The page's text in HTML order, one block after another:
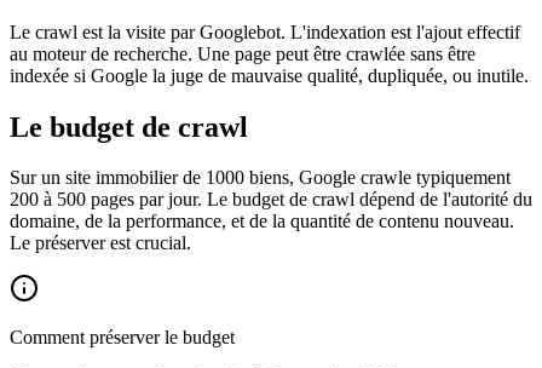
Le crawl est la visite par Googlebot. L'indexation est l'ajout effectif
au moteur de recherche. Une page peut être crawlée sans être
indexée si Google la juge de mauvaise qualité, dupliquée, ou inutile.
Le budget de crawl
Sur un site immobilier de 1000 biens, Google crawle typiquement
200 à 500 pages par jour. Le budget de crawl dépend de l'autorité du
domaine, de la performance, et de la quantité de contenu nouveau.
Le préserver est crucial.
Comment préserver le budget